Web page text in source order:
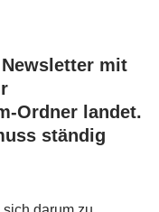
mit
Ordner landet.
ständig